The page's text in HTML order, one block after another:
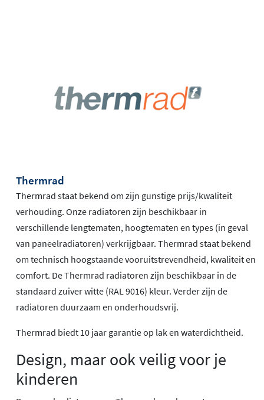
Thermrad
Thermrad staat bekend om zijn gunstige prijs/kwaliteit
verhouding. Onze radiatoren zijn beschikbaar in
verschillende lengtematen, hoogtematen en types (in geval
van paneelradiatoren) verkrijgbaar. Thermrad staat bekend
om technisch hoogstaande vooruitstrevendheid, kwaliteit en
comfort. De Thermrad radiatoren zijn beschikbaar in de
standaard zuiver witte (RAL 9016) kleur. Verder zijn de
radiatoren duurzaam en onderhoudsvrij.
Thermrad biedt 10 jaar garantie op lak en waterdichtheid.
Design, maar ook veilig voor je
kinderen